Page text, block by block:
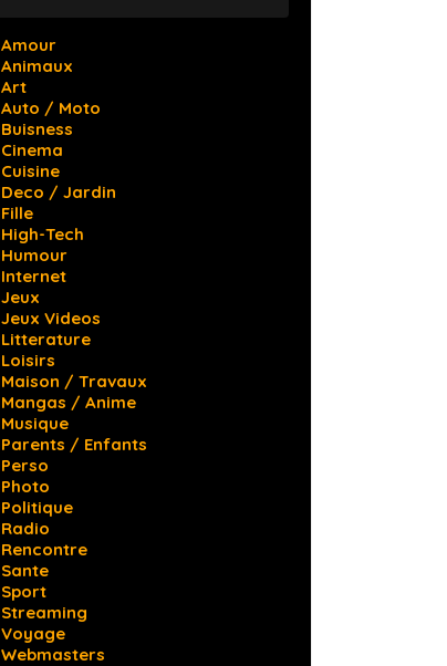
Amour
Animaux
Art
Auto / Moto
Buisness
Cinema
Cuisine
Deco / Jardin
Fille
High-Tech
Humour
Internet
Jeux
Jeux Videos
Litterature
Loisirs
Maison / Travaux
Mangas / Anime
Musique
Parents / Enfants
Perso
Photo
Politique
Radio
Rencontre
Sante
Sport
Streaming
Voyage
Webmasters